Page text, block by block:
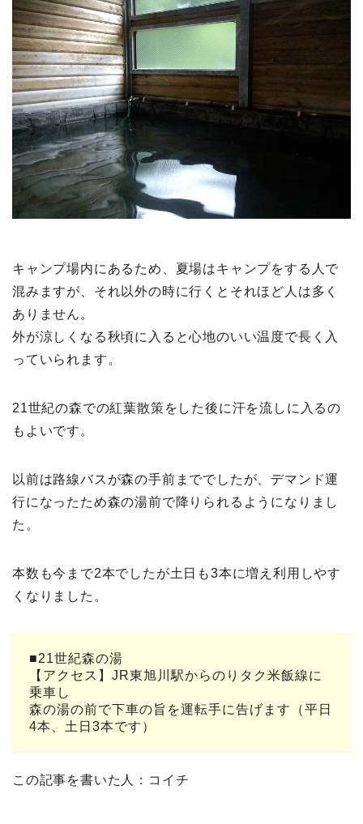
キャンプ場内にあるため、夏場はキャンプをする人で
混みますが、それ以外の時に行くとそれほど人は多く
ありません。
外が涼しくなる秋頃に入ると心地のいい温度で長く入
っていられます。
21世紀の森での紅葉散策をした後に汗を流しに入るの
もよいです。
以前は路線バスが森の手前まででしたが、デマンド運
行になったため森の湯前で降りられるようになりまし
た。
本数も今まで2本でしたが土日も3本に増え利用しやす
くなりました。
■21世紀森の湯
【アクセス】JR東旭川駅からのりタク米飯線に
乗車し
森の湯の前で下車の旨を運転手に告げます（平日
4本、土日3本です）
この記事を書いた人：コイチ